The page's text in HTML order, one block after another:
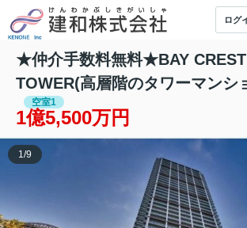
ログ
★仲介手数料無料★BAY CREST
TOWER(高層階のタワーマンシ
空室1
1億5,500万円
1/9